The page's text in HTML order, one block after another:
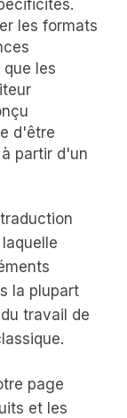
les formats
les
d'être
partir d'un
la plupart
travail de
page
et les